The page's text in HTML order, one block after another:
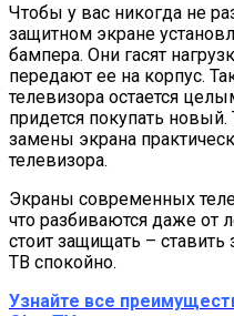
Чтобы у вас никогда не
защитном экране
бампера. Они гасят
передают ее на корпус.
телевизора остается
придется покупать
замены экрана
телевизора.
Экраны современных
что разбиваются даже от
стоит защищать –
ТВ спокойно.
Узнайте все